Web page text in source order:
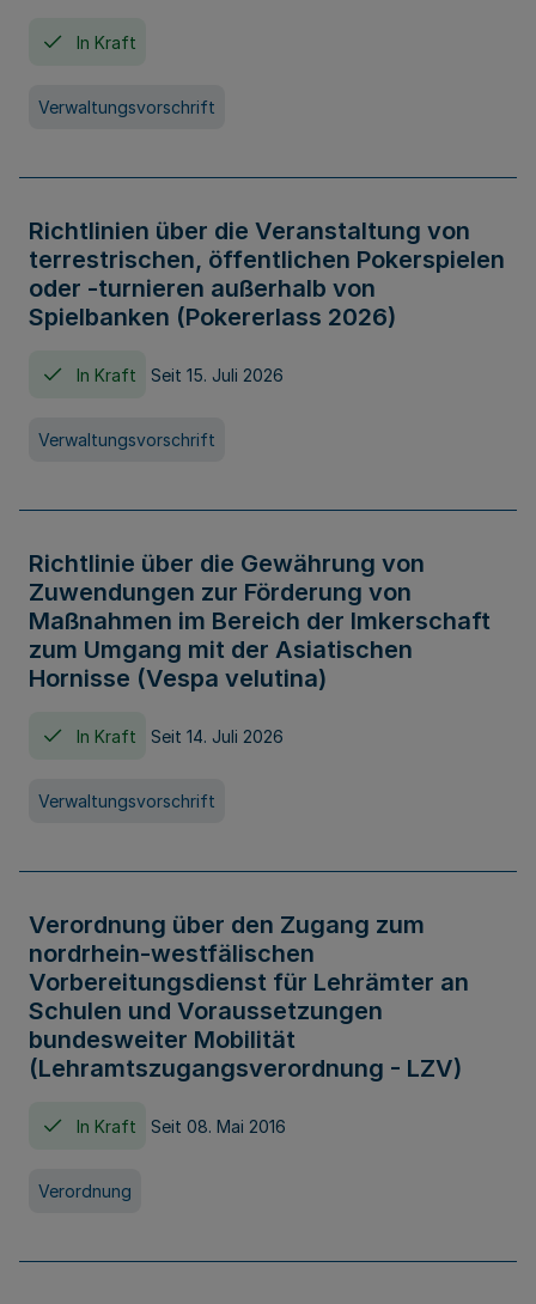
In Kraft
Verwaltungsvorschrift
Richtlinien über die Veranstaltung von
terrestrischen, öffentlichen Pokerspielen
oder -turnieren außerhalb von
Spielbanken (Pokererlass 2026)
In Kraft Seit 15. Juli 2026
Verwaltungsvorschrift
Richtlinie über die Gewährung von
Zuwendungen zur Förderung von
Maßnahmen im Bereich der Imkerschaft
zum Umgang mit der Asiatischen
Hornisse (Vespa velutina)
In Kraft Seit 14. Juli 2026
Verwaltungsvorschrift
Verordnung über den Zugang zum
nordrhein-westfälischen
Vorbereitungsdienst für Lehrämter an
Schulen und Voraussetzungen
bundesweiter Mobilität
(Lehramtszugangsverordnung - LZV)
In Kraft Seit 08. Mai 2016
Verordnung